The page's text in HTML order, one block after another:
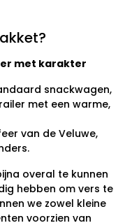
met karakter
snackwagen,
met een warme,
van de Veluwe,
overal te kunnen
hebben om vers te
we zowel kleine
voorzien van